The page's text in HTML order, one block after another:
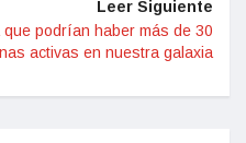
Leer Siguiente
podrían haber más de 30
activas en nuestra galaxia